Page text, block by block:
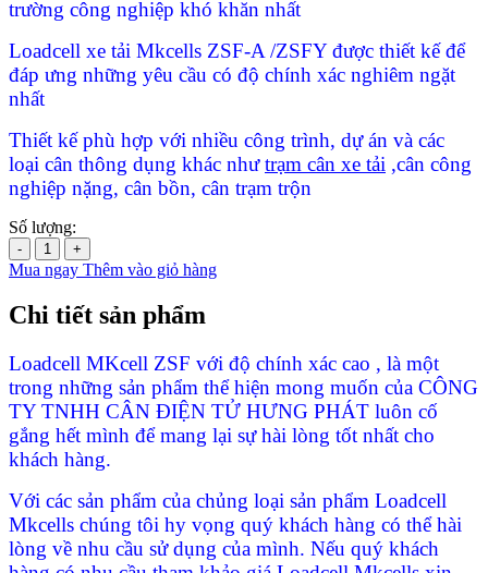
trường công nghiệp khó khăn nhất
Loadcell xe tải Mkcells ZSF-A /ZSFY được thiết kế để
đáp ưng những yêu cầu có độ chính xác nghiêm ngặt
nhất
Thiết kế phù hợp với nhiều công trình, dự án và các
loại cân thông dụng khác nhưtrạm cân xe tải ,cân công
nghiệp nặng, cân bồn, cân trạm trộn
Số lượng:
- +
Mua ngay Thêm vào giỏ hàng
Chi tiết sản phẩm
Loadcell MKcell ZSF với độ chính xác cao , là một
trong những sản phẩm thể hiện mong muốn của CÔNG
TY TNHH CÂN ĐIỆN TỬ HƯNG PHÁT luôn cố
gắng hết mình để mang lại sự hài lòng tốt nhất cho
khách hàng.
Với các sản phẩm của chủng loại sản phẩm Loadcell
Mkcells chúng tôi hy vọng quý khách hàng có thể hài
lòng về nhu cầu sử dụng của mình. Nếu quý khách